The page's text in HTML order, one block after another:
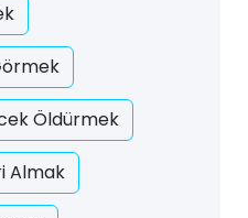
Öldürmek
Almak